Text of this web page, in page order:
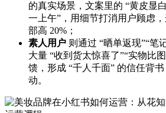
的真实场景，文案里的 “黄皮显
一上午”，用细节打消用户顾虑
部高 20%；
素人用户 则通过 “晒单返现”“笔
大量 “收到货太惊喜了”“实物比
馈，形成 “千人千面” 的信任背
动。